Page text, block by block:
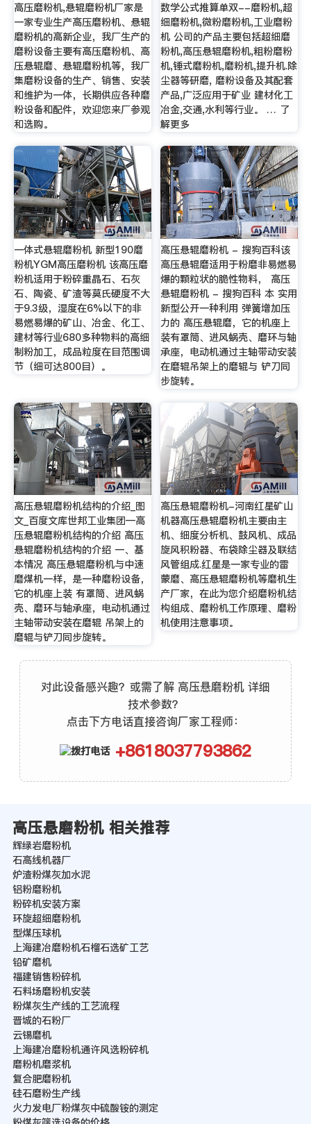
高压磨粉机,悬辊磨粉机厂家是
一家专业生产高压磨粉机、悬辊
磨粉机的高新企业，我厂生产的
磨粉设备主要有高压磨粉机、高
压悬辊磨、悬辊磨粉机等，我厂
集磨粉设备的生产、销售、安装
和维护为一体，长期供应各种磨
粉设备和配件，欢迎您来厂参观
和选购。
数学公式推算单双--磨粉机,超
细磨粉机,微粉磨粉机,工业磨粉
机 公司的产品主要包括超细磨
粉机,高压悬辊磨粉机,粗粉磨粉
机,锤式磨粉机,磨粉机,提升机.除
尘器等研磨, 磨粉设备及其配套
产品,广泛应用于矿业 建材化工
冶金,交通,水利等行业。 … 了
解更多
一体式悬辊磨粉机 新型190磨
粉机YGM高压磨粉机 该高压磨
粉机适用于粉碎重晶石、石灰
石、陶瓷、矿渣等莫氏硬度不大
于9.3级，湿度在6%以下的非
易燃易爆的矿山、冶金、化工、
建材等行业680多种物料的高细
制粉加工，成品粒度在目范围调
节（细可达800目）。
高压悬辊磨粉机 - 搜狗百科该
高压悬辊磨适用于粉磨非易燃易
爆的颗粒状的脆性物料， 高压
悬辊磨粉机 - 搜狗百科 本 实用
新型公开一种利用 弹簧增加压
力的 高压悬辊磨，它的机座上
装有罩筒、进风蜗壳、磨环与轴
承座，电动机通过主轴带动安装
在磨辊吊架上的磨辊与 铲刀同
步旋转。
高压悬辊磨粉机结构的介绍_图
文_百度文库世邦工业集团—高
压悬辊磨粉机结构的介绍 高压
悬辊磨粉机结构的介绍 一、基
本情况 高压悬辊磨粉机与中速
磨煤机一样，是一种磨粉设备，
它的机座上装 有罩筒、进风蜗
壳、磨环与轴承座，电动机通过
主轴带动安装在磨辊 吊架上的
磨辊与铲刀同步旋转。
高压悬辊磨粉机-河南红星矿山
机器高压悬辊磨粉机主要由主
机、细度分析机、鼓风机、成品
旋风积粉器、布袋除尘器及联结
风管组成.红星是一家专业的雷
蒙磨、高压悬辊磨粉机等磨机生
产厂家，在此为您介绍磨粉机结
构组成、磨粉机工作原理、磨粉
机使用注意事项。
对此设备感兴趣？或需了解 高压悬磨粉机 详细
技术参数？
点击下方电话直接咨询厂家工程师：
+8618037793862
高压悬磨粉机 相关推荐
辉绿岩磨粉机
石高线机器厂
炉渣粉煤灰加水泥
铝粉磨粉机
粉碎机安装方案
环旋超细磨粉机
型煤压球机
上海建冶磨粉机石榴石选矿工艺
铅矿磨机
福建销售粉碎机
石料场磨粉机安装
粉煤灰生产线的工艺流程
晋城的石粉厂
云锡磨机
上海建冶磨粉机通许风选粉碎机
磨粉机磨浆机
复合肥磨粉机
硅石磨粉生产线
火力发电厂粉煤灰中硫酸铵的测定